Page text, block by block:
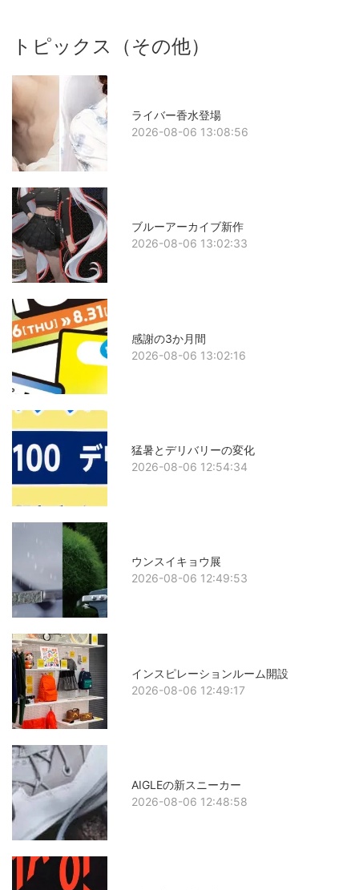
トピックス（その他）
ライバー香水登場
2026-08-06 13:08:56
ブルーアーカイブ新作
2026-08-06 13:02:33
感謝の3か月間
2026-08-06 13:02:16
猛暑とデリバリーの変化
2026-08-06 12:54:34
ウンスイキョウ展
2026-08-06 12:49:53
インスピレーションルーム開設
2026-08-06 12:49:17
AIGLEの新スニーカー
2026-08-06 12:48:58